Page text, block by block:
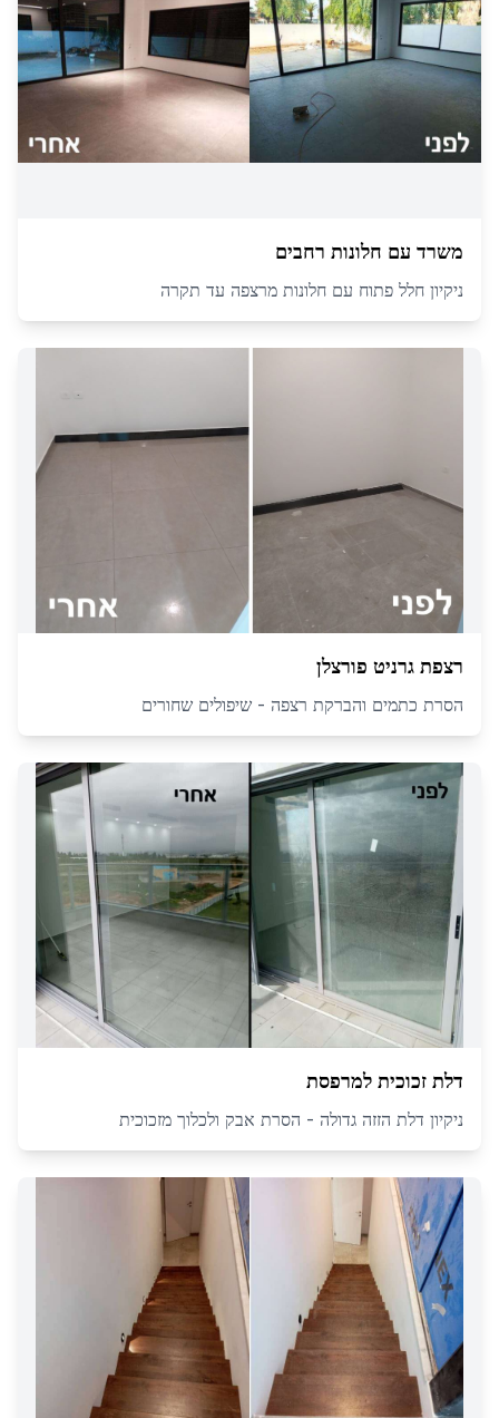
משרד עם חלונות רחבים
ניקיון חלל פתוח עם חלונות מרצפה עד תקרה
רצפת גרניט פורצלן
הסרת כתמים והברקת רצפה - שיפולים שחורים
דלת זכוכית למרפסת
ניקיון דלת הזזה גדולה - הסרת אבק ולכלוך מזכוכית